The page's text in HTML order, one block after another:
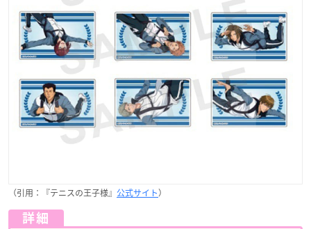
（引用：『テニスの王子様』 公式サイト）
詳細